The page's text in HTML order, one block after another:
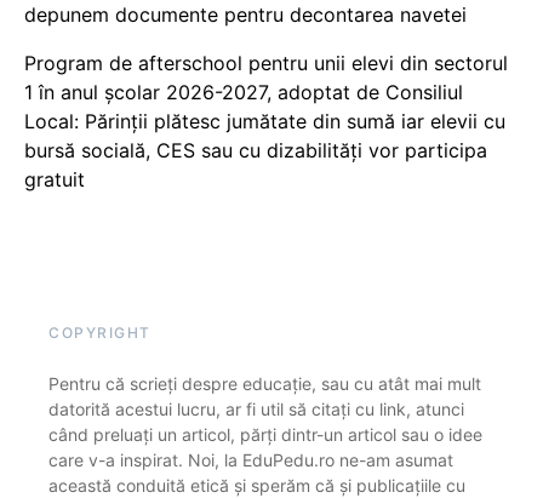
depunem documente pentru decontarea navetei
Program de afterschool pentru unii elevi din sectorul
1 în anul școlar 2026-2027, adoptat de Consiliul
Local: Părinții plătesc jumătate din sumă iar elevii cu
bursă socială, CES sau cu dizabilităţi vor participa
gratuit
COPYRIGHT
Pentru că scrieți despre educație, sau cu atât mai mult
datorită acestui lucru, ar fi util să citați cu link, atunci
când preluați un articol, părți dintr-un articol sau o idee
care v-a inspirat. Noi, la EduPedu.ro ne-am asumat
această conduită etică și sperăm că și publicațiile cu